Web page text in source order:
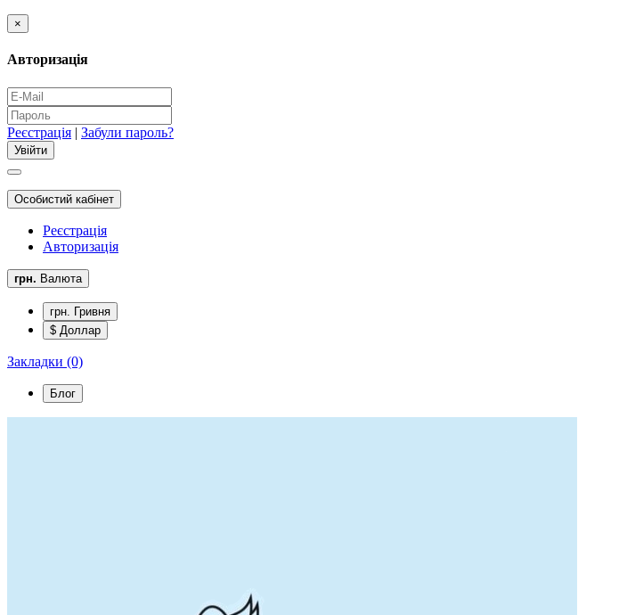
×
Авторизація
Реєстрація | Забули пароль?
Особистий кабінет
Реєстрація
Авторизація
грн. Валюта
грн. Гривня
$ Доллар
Закладки (0)
Блог